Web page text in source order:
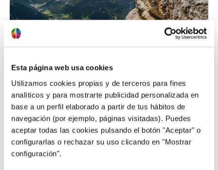
Esta página web usa cookies
Utilizamos cookies propias y de terceros para fines
analíticos y para mostrarte publicidad personalizada en
base a un perfil elaborado a partir de tus hábitos de
navegación (por ejemplo, páginas visitadas). Puedes
aceptar todas las cookies pulsando el botón "Aceptar" o
configurarlas o rechazar su uso clicando en "Mostrar
configuración".
Trabajando tu Autoconfianza
¿Qué es la AUTOCONFIANZA? Es la seguridad que
tienes en ti mismo, en que eres capaz de afrontar
con éxito una determinada tarea. Es importante
que lo veamos así, confianza basada en la
consecución de un objetivo y no lo confundamos
con AUTOESTIMA (puedes leer más sobre este
concepto, haciendo clic) -que se refiere a …saber
más